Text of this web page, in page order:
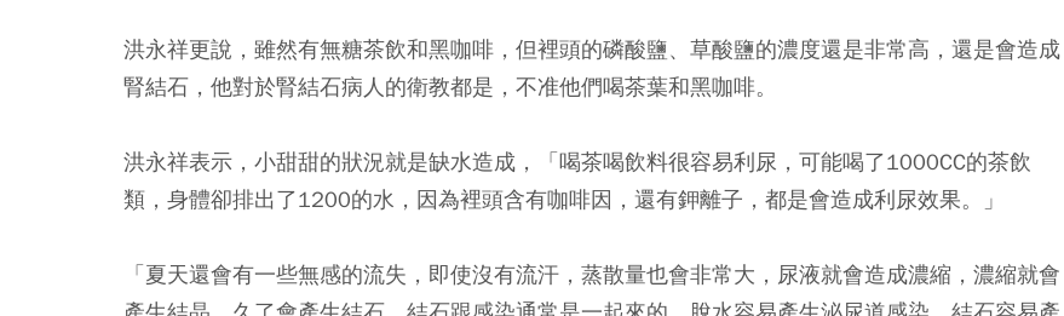
洪永祥更說，雖然有無糖茶飲和黑咖啡，但裡頭的磷酸鹽、草酸鹽的濃度還是非常高，還是會造成
腎結石，他對於腎結石病人的衛教都是，不准他們喝茶葉和黑咖啡。
洪永祥表示，小甜甜的狀況就是缺水造成，「喝茶喝飲料很容易利尿，可能喝了1000CC的茶飲
類，身體卻排出了1200的水，因為裡頭含有咖啡因，還有鉀離子，都是會造成利尿效果。」
「夏天還會有一些無感的流失，即使沒有流汗，蒸散量也會非常大，尿液就會造成濃縮，濃縮就會